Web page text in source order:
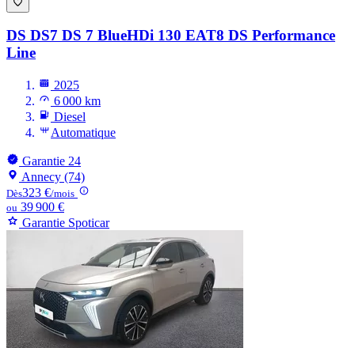
DS DS7 DS 7 BlueHDi 130 EAT8 DS Performance
Line
2025
6 000 km
Diesel
Automatique
Garantie 24
Annecy (74)
Dès323 €/mois
ou 39 900 €
Garantie Spoticar